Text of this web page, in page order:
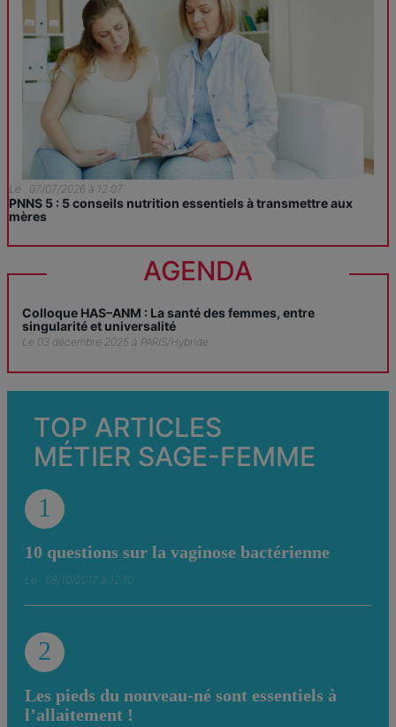
Le : 07/07/2026 à 12:07
PNNS 5 : 5 conseils nutrition essentiels à transmettre aux
mères
AGENDA
Colloque HAS–ANM : La santé des femmes, entre
singularité et universalité
Le 03 décembre 2025 à PARIS/Hybride
TOP ARTICLES
MÉTIER SAGE-FEMME
1
10 questions sur la vaginose bactérienne
Le : 08/10/2017 à 12:10
2
Les pieds du nouveau-né sont essentiels à
l’allaitement !